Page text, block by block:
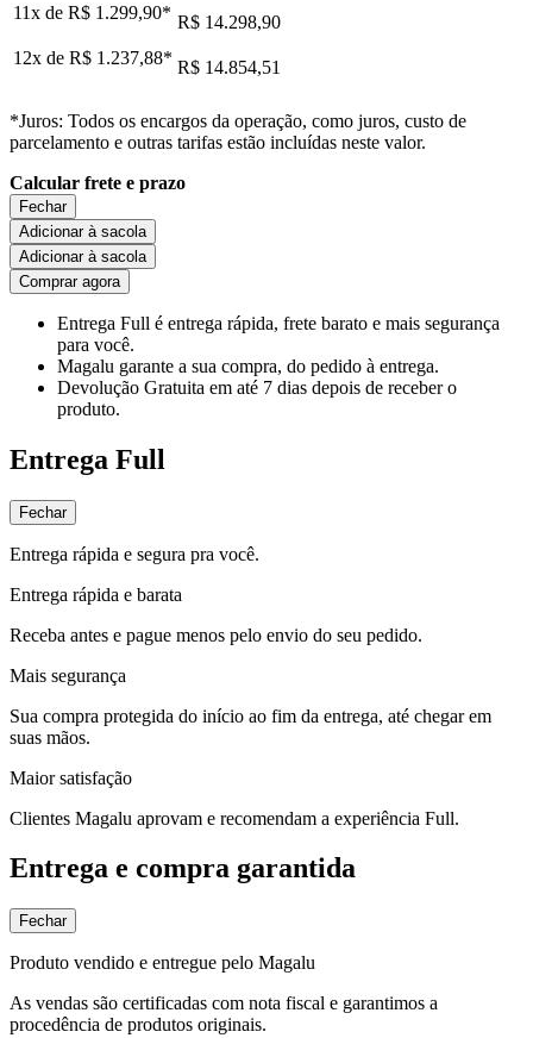
11x de R$ 1.299,90* R$ 14.298,90
12x de R$ 1.237,88* R$ 14.854,51
*Juros: Todos os encargos da operação, como juros, custo de
parcelamento e outras tarifas estão incluídas neste valor.
Calcular frete e prazo
Fechar
Adicionar à sacola
Adicionar à sacola
Comprar agora
Entrega Full é entrega rápida, frete barato e mais segurança
para você.
Magalu garante a sua compra, do pedido à entrega.
Devolução Gratuita em até 7 dias depois de receber o
produto.
Entrega Full
Fechar
Entrega rápida e segura pra você.
Entrega rápida e barata
Receba antes e pague menos pelo envio do seu pedido.
Mais segurança
Sua compra protegida do início ao fim da entrega, até chegar em
suas mãos.
Maior satisfação
Clientes Magalu aprovam e recomendam a experiência Full.
Entrega e compra garantida
Fechar
Produto vendido e entregue pelo Magalu
As vendas são certificadas com nota fiscal e garantimos a
procedência de produtos originais.